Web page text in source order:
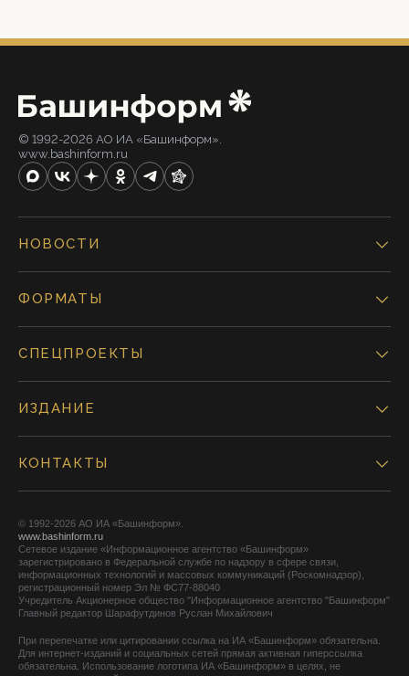
© 1992-2026 АО ИА «Башинформ».
www.bashinform.ru
НОВОСТИ
ФОРМАТЫ
СПЕЦПРОЕКТЫ
ИЗДАНИЕ
КОНТАКТЫ
© 1992-2026 АО ИА «Башинформ».
www.bashinform.ru
Сетевое издание «Информационное агентство «Башинформ»
зарегистрировано в Федеральной службе по надзору в сфере связи,
информационных технологий и массовых коммуникаций (Роскомнадзор),
регистрационный номер Эл № ФС77-88040
Учредитель Акционерное общество "Информационное агентство "Башинформ"
Главный редактор Шарафутдинов Руслан Михайлович
При перепечатке или цитировании ссылка на ИА «Башинформ» обязательна.
Для интернет-изданий и социальных сетей прямая активная гиперссылка
обязательна. Использование логотипа ИА «Башинформ» в целях, не